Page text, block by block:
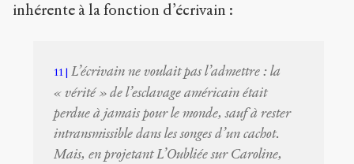
inhérente à la fonction d’écrivain :
11
L’écrivain ne voulait pas l’admettre : la
« vérité » de l’esclavage américain était
perdue à jamais pour le monde, sauf à rester
intransmissible dans les songes d’un cachot.
Mais, en projetant L’Oubliée sur Caroline,